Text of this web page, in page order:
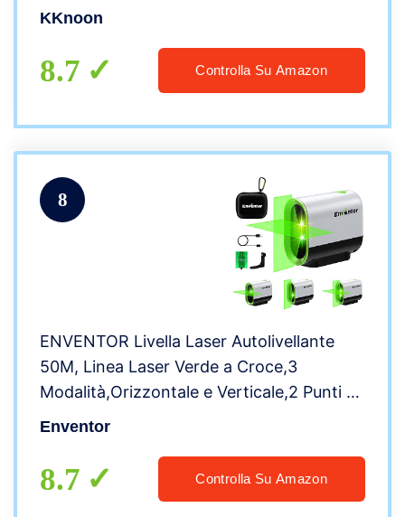
a Parete, Telecomadon (Verde)
KKnoon
8.7 Controlla Su Amazon
8
ENVENTOR Livella Laser Autolivellante
50M, Linea Laser Verde a Croce,3
Modalità,Orizzontale e Verticale,2 Punti a
Piombo,360° Supporto Magnetico, IP54
Enventor
8.7 Controlla Su Amazon